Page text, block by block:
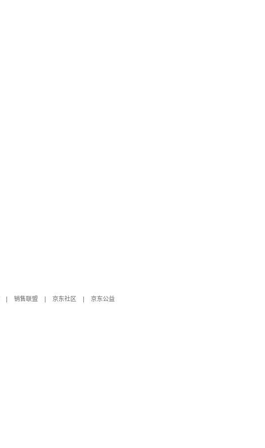
销售联盟 京东社区
京东公益